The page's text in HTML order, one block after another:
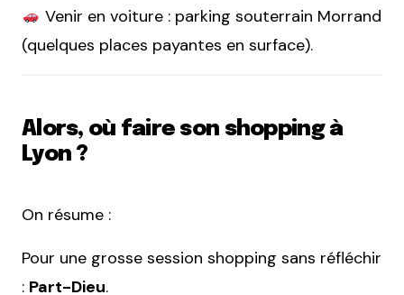
Venir en voiture : parking souterrain Morrand
(quelques places payantes en surface).
Alors, où faire son shopping à
Lyon ?
On résume :
Pour une grosse session shopping sans réfléchir
: Part-Dieu.